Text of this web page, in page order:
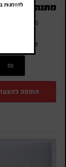
126.00
הוספה
להזמנות